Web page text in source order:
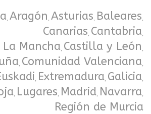
, Aragón, Asturias, Baleares,
Canarias, Cantabria,
Mancha, Castilla y León,
, Comunidad Valenciana,
, Extremadura, Galicia,
, Lugares, Madrid, Navarra,
Región de Murcia